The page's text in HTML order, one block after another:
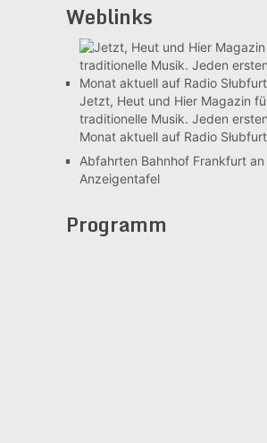
Weblinks
Jetzt, Heut und HierMagazin
traditionelle Musik. Jeden
Monat aktuell auf Radio
Abfahrten Bahnhof Frankfurt
Anzeigentafel
Programm